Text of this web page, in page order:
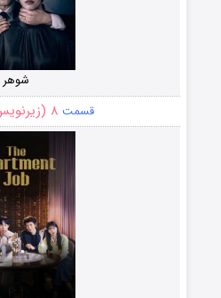
شوهر
قسمت ۸ (زیرنویس)